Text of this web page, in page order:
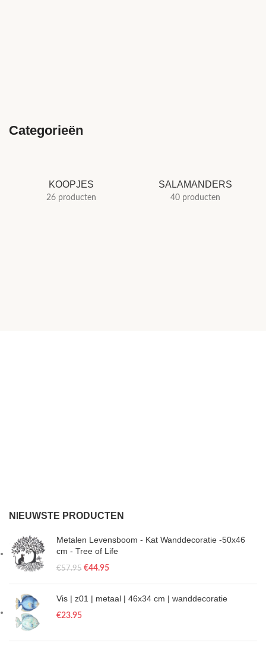
Categorieën
KOOPJES
26 producten
SALAMANDERS
40 producten
NIEUWSTE PRODUCTEN
Metalen Levensboom - Kat Wanddecoratie -50x46
cm - Tree of Life
€57.95 €44.95
Vis | z01 | metaal | 46x34 cm | wanddecoratie
€23.95